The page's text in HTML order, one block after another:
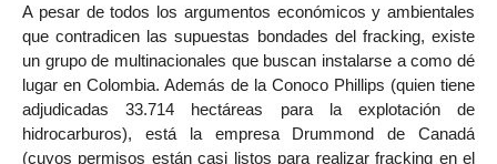
A pesar de todos los argumentos económicos y ambientales
que contradicen las supuestas bondades del fracking, existe
un grupo de multinacionales que buscan instalarse a como dé
lugar en Colombia. Además de la Conoco Phillips (quien tiene
adjudicadas 33.714 hectáreas para la explotación de
hidrocarburos), está la empresa Drummond de Canadá
(cuyos permisos están casi listos para realizar fracking en el